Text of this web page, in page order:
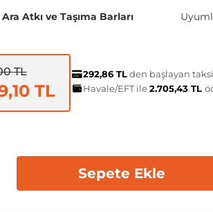
Ara Atkı ve Taşıma Barları
TL
TL
292,86 TLden başlayan
Havale/EFT ile2.705,43 TL
Sepete Ekle